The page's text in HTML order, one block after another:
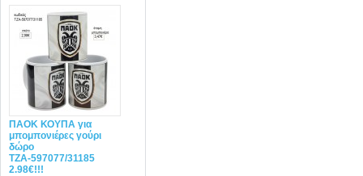
ΠΑΟΚ ΚΟΥΠΑ για
μπομπονιέρες γούρι
δώρο
ΤΖΑ-597077/31185
2.98€!!!